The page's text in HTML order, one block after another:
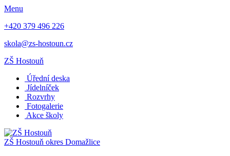
Menu
+420 379 496 226
skola@zs-hostoun.cz
ZŠ Hostouň
Úřední deska
Jídelníček
Rozvrhy
Fotogalerie
Akce školy
ZŠ Hostouň okres Domažlice